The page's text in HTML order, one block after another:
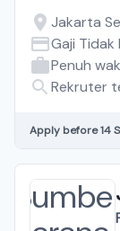
Jakarta
Gaji Tidak
Penuh
Rekruter
Apply before 14